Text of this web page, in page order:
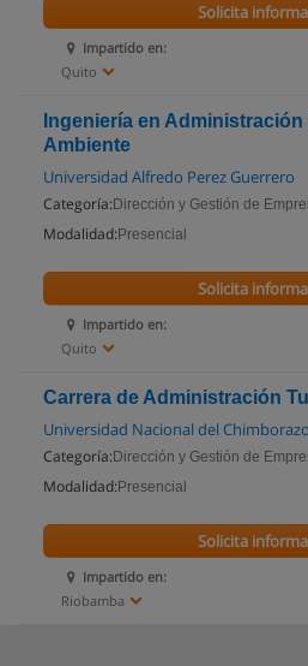
Impartido en:
Quito
Solicita
Ingeniería en
Ambiente
Universidad Alfredo Perez Guerrero
Categoría: Dirección y Gestión de
Modalidad: Presencial
Impartido en:
Quito
Solicita
Carrera de Administración
Universidad Nacional del Chimborazo
Categoría: Dirección y Gestión de
Modalidad: Presencial
Impartido en:
Riobamba
Solicita